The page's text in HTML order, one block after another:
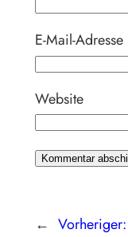
E-Mail-Adresse
Website
← Vorheriger: